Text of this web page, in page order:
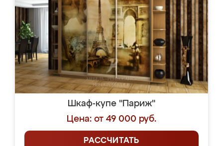
Шкаф-купе "Париж"
Цена: от 49 000 руб.
РАССЧИТАТЬ